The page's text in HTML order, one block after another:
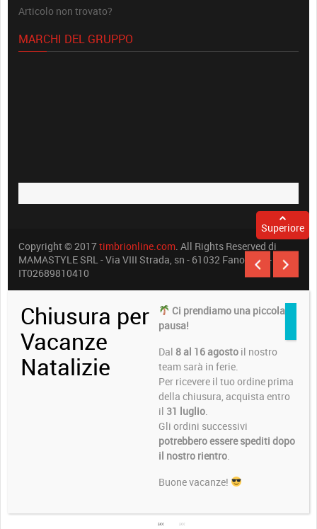
Articolo non trovato?
MARCHI DEL GRUPPO
Copyright © 2017timbrionline.com . All Rights Reserved di
MAMASTYLE SRL - Via VIII Strada, sn - 61032 Fano (PU) -
IT02689810410
Superiore
Chiusura per
Vacanze
Natalizie
Ci prendiamo una piccola
pausa!
Dal 8 al 16 agosto il nostro
team sarà in ferie.
Per ricevere il tuo ordine prima
della chiusura, acquista entro
il 31 luglio
Gli ordini successivi
potrebbero essere spediti dopo
il nostro rientro
Buone vacanze!